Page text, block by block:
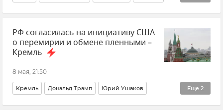
Туризм в Крыму
РФ согласилась на инициативу США
о перемирии и обмене пленными –
Кремль
8 мая, 21:50
Еще 2
Кремль Дональд Трамп Юрий Ушаков
Министерство иностранных дел РФ (МИД РФ)